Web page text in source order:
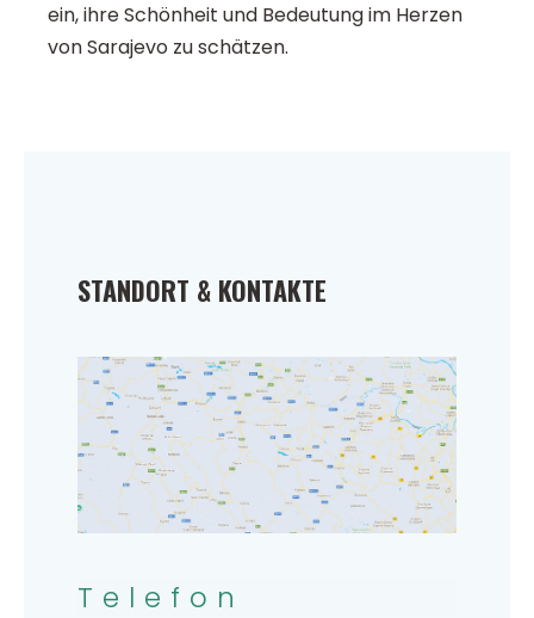
ein, ihre Schönheit und Bedeutung im Herzen
von Sarajevo zu schätzen.
STANDORT & KONTAKTE
Telefon